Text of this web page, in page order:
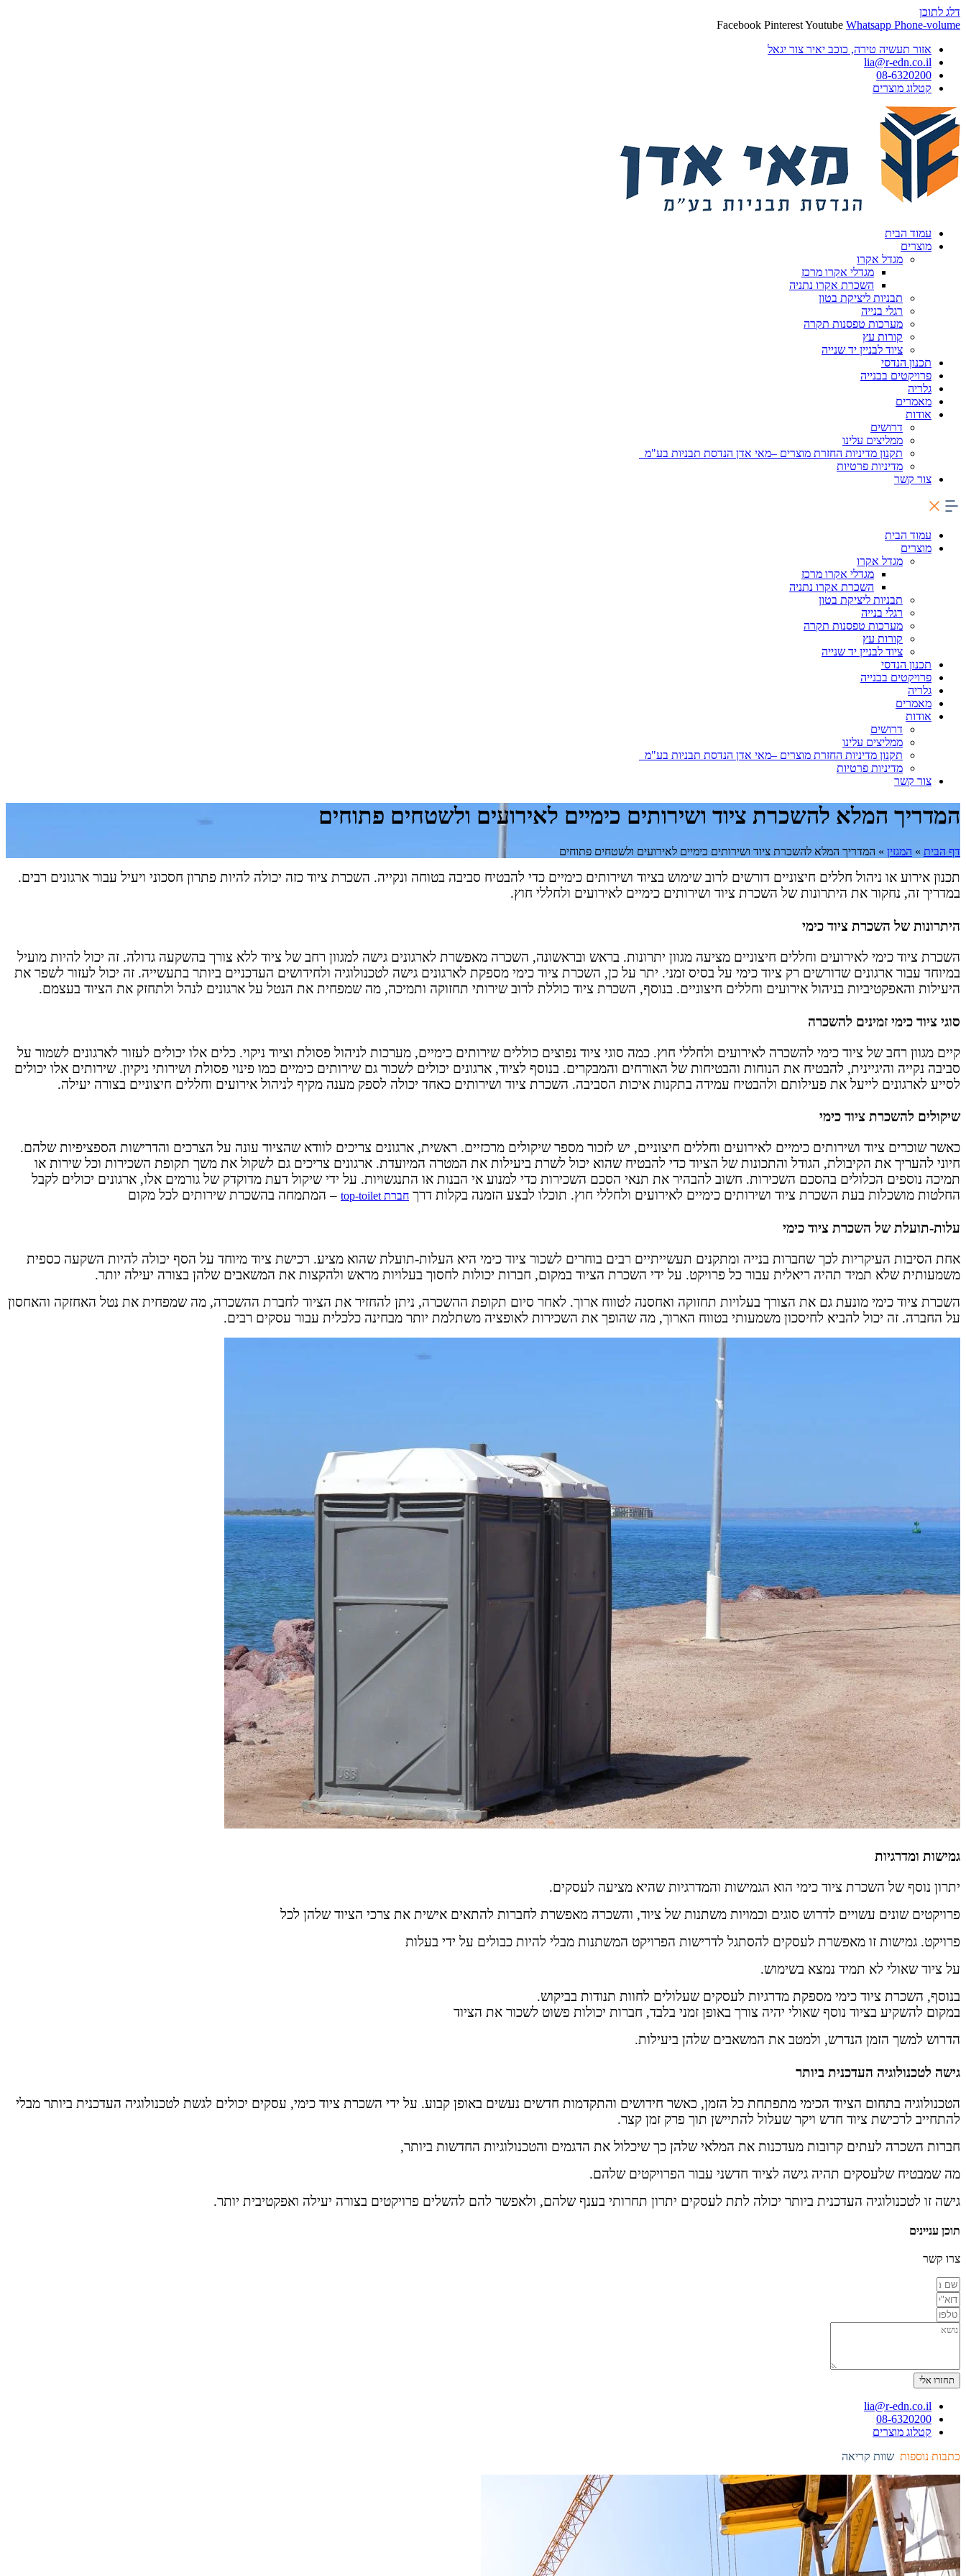
דלג לתוכן
Facebook PinterestYoutube Whatsapp Phone-volume
אזור תעשיה טירה, כוכב יאיר צור יגאל
lia@r-edn.co.il
08-6320200
קטלוג מוצרים
עמוד הבית
מוצרים
מגדל אקרו
מגדלי אקרו מרכז
השכרת אקרו נתניה
תבניות ליציקת בטון
רגלי בנייה
מערכות טפסנות תקרה
קורות עץ​
ציוד לבניין יד שנייה
תכנון הנדסי
פרויקטים בבנייה
גלריה
מאמרים
אודות
דרושים
ממליצים עלינו
תקנון מדיניות החזרת מוצרים –מאי אדן הנדסת תבניות בע"מ
מדיניות פרטיות
צור קשר
עמוד הבית
מוצרים
מגדל אקרו
מגדלי אקרו מרכז
השכרת אקרו נתניה
תבניות ליציקת בטון
רגלי בנייה
מערכות טפסנות תקרה
קורות עץ​
ציוד לבניין יד שנייה
תכנון הנדסי
פרויקטים בבנייה
גלריה
מאמרים
אודות
דרושים
ממליצים עלינו
תקנון מדיניות החזרת מוצרים –מאי אדן הנדסת תבניות בע"מ
מדיניות פרטיות
צור קשר
המדריך המלא להשכרת ציוד ושירותים כימיים לאירועים ולשטחים פתוחים
דף הבית » המגזין » המדריך המלא להשכרת ציוד ושירותים כימיים לאירועים ולשטחים פתוחים
תכנון אירוע או ניהול חללים חיצוניים דורשים לרוב שימוש בציוד ושירותים כימיים כדי להבטיח סביבה בטוחה ונקייה. השכרת ציוד כזה יכולה להיות פתרון חסכוני ויעיל עבור ארגונים רבים.
במדריך זה, נחקור את היתרונות של השכרת ציוד ושירותים כימיים לאירועים ולחללי חוץ.
היתרונות של השכרת ציוד כימי
השכרת ציוד כימי לאירועים וחללים חיצוניים מציעה מגוון יתרונות. בראש ובראשונה, השכרה מאפשרת לארגונים גישה למגוון רחב של ציוד ללא צורך בהשקעה גדולה. זה יכול להיות מועיל
במיוחד עבור ארגונים שדורשים רק ציוד כימי על בסיס זמני. יתר על כן, השכרת ציוד כימי מספקת לארגונים גישה לטכנולוגיה ולחידושים העדכניים ביותר בתעשייה. זה יכול לעזור לשפר את
היעילות והאפקטיביות בניהול אירועים וחללים חיצוניים. בנוסף, השכרת ציוד כוללת לרוב שירותי תחזוקה ותמיכה, מה שמפחית את הנטל על ארגונים לנהל ולתחזק את הציוד בעצמם.
סוגי ציוד כימי זמינים להשכרה
קיים מגוון רחב של ציוד כימי להשכרה לאירועים ולחללי חוץ. כמה סוגי ציוד נפוצים כוללים שירותים כימיים, מערכות לניהול פסולת וציוד ניקוי. כלים אלו יכולים לעזור לארגונים לשמור על
סביבה נקייה והיגיינית, להבטיח את הנוחות והבטיחות של האורחים והמבקרים. בנוסף לציוד, ארגונים יכולים לשכור גם שירותים כימיים כמו פינוי פסולת ושירותי ניקיון. שירותים אלו יכולים
לסייע לארגונים לייעל את פעילותם ולהבטיח עמידה בתקנות איכות הסביבה. השכרת ציוד ושירותים כאחד יכולה לספק מענה מקיף לניהול אירועים וחללים חיצוניים בצורה יעילה.
שיקולים להשכרת ציוד כימי
כאשר שוכרים ציוד ושירותים כימיים לאירועים וחללים חיצוניים, יש לזכור מספר שיקולים מרכזיים. ראשית, ארגונים צריכים לוודא שהציוד עונה על הצרכים והדרישות הספציפיות שלהם.
חיוני להעריך את הקיבולת, הגודל והתכונות של הציוד כדי להבטיח שהוא יכול לשרת ביעילות את המטרה המיועדת. ארגונים צריכים גם לשקול את משך תקופת השכירות וכל שירות או
תמיכה נוספים הכלולים בהסכם השכירות. חשוב להבהיר את תנאי הסכם השכירות כדי למנוע אי הבנות או התנגשויות. על ידי שיקול דעת מדוקדק של גורמים אלו, ארגונים יכולים לקבל
החלטות מושכלות בעת השכרת ציוד ושירותים כימיים לאירועים ולחללי חוץ. תוכלו לבצע הזמנה בקלות דרך חברת top-toilet – המתמחה בהשכרת שירותים לכל מקום
עלות-תועלת של השכרת ציוד כימי
אחת הסיבות העיקריות לכך שחברות בנייה ומתקנים תעשייתיים רבים בוחרים לשכור ציוד כימי היא העלות-תועלת שהוא מציע. רכישת ציוד מיוחד על הסף יכולה להיות השקעה כספית
משמעותית שלא תמיד תהיה ריאלית עבור כל פרויקט. על ידי השכרת הציוד במקום, חברות יכולות לחסוך בעלויות מראש ולהקצות את המשאבים שלהן בצורה יעילה יותר.
השכרת ציוד כימי מונעת גם את הצורך בעלויות תחזוקה ואחסנה לטווח ארוך. לאחר סיום תקופת ההשכרה, ניתן להחזיר את הציוד לחברת ההשכרה, מה שמפחית את נטל האחזקה והאחסון
על החברה. זה יכול להביא לחיסכון משמעותי בטווח הארוך, מה שהופך את השכירות לאופציה משתלמת יותר מבחינה כלכלית עבור עסקים רבים.
גמישות ומדרגיות
יתרון נוסף של השכרת ציוד כימי הוא הגמישות והמדרגיות שהיא מציעה לעסקים.
פרויקטים שונים עשויים לדרוש סוגים וכמויות משתנות של ציוד, והשכרה מאפשרת לחברות להתאים אישית את צרכי הציוד שלהן לכל
פרויקט. גמישות זו מאפשרת לעסקים להסתגל לדרישות הפרויקט המשתנות מבלי להיות כבולים על ידי בעלות
על ציוד שאולי לא תמיד נמצא בשימוש.
בנוסף, השכרת ציוד כימי מספקת מדרגיות לעסקים שעלולים לחוות תנודות בביקוש.
במקום להשקיע בציוד נוסף שאולי יהיה צורך באופן זמני בלבד, חברות יכולות פשוט לשכור את הציוד
הדרוש למשך הזמן הנדרש, ולמטב את המשאבים שלהן ביעילות.
גישה לטכנולוגיה העדכנית ביותר
הטכנולוגיה בתחום הציוד הכימי מתפתחת כל הזמן, כאשר חידושים והתקדמות חדשים נעשים באופן קבוע. על ידי השכרת ציוד כימי, עסקים יכולים לגשת לטכנולוגיה העדכנית ביותר מבלי
להתחייב לרכישת ציוד חדש ויקר שעלול להתיישן תוך פרק זמן קצר.
חברות השכרה לעתים קרובות מעדכנות את המלאי שלהן כך שיכלול את הדגמים והטכנולוגיות החדשות ביותר,
מה שמבטיח שלעסקים תהיה גישה לציוד חדשני עבור הפרויקטים שלהם.
גישה זו לטכנולוגיה העדכנית ביותר יכולה לתת לעסקים יתרון תחרותי בענף שלהם, ולאפשר להם להשלים פרויקטים בצורה יעילה ואפקטיבית יותר.
תוכן עניינים
צרו קשר
תחזרו אלי
lia@r-edn.co.il
08-6320200
קטלוג מוצרים
כתבות נוספות שוות קריאה